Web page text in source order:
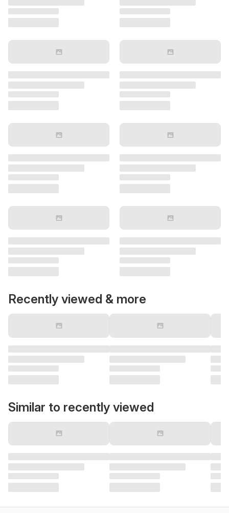
Recently viewed & more
Similar to recently viewed